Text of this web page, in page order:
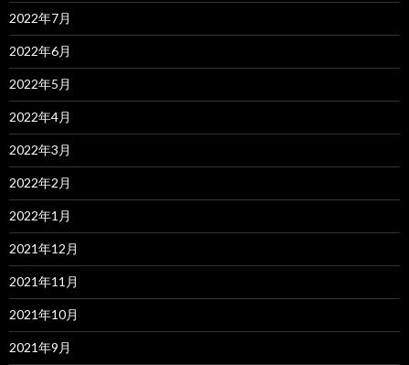
2022年7月
2022年6月
2022年5月
2022年4月
2022年3月
2022年2月
2022年1月
2021年12月
2021年11月
2021年10月
2021年9月